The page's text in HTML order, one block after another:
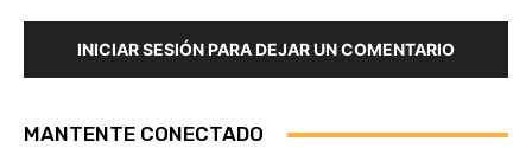
INICIAR SESIÓN PARA DEJAR UN COMENTARIO
MANTENTE CONECTADO